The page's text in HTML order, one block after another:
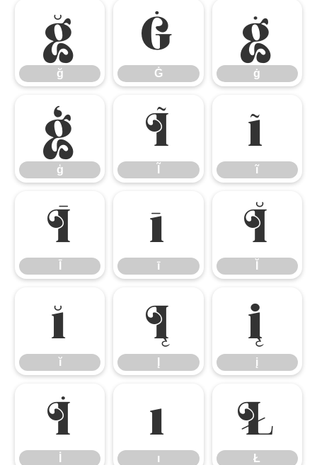
ğ
ğ
Ġ
Ġ
ġ
ġ
ģ
ģ
Ĩ ĩ
ĩ
Ī ī
ī
Ĭ
ĭ
ĭ
Į į
į
İ ı
ı
Ł
Ł